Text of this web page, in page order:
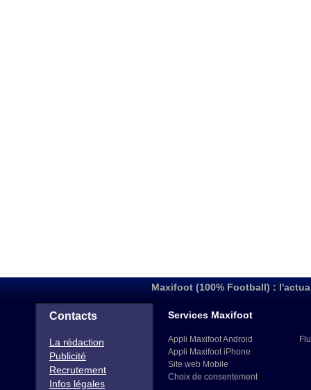
Maxifoot (100% Football) :
Contacts
La rédaction
Publicité
Recrutement
Infos légales
Services Maxifoot
Appli Maxifoot Android
Appli Maxifoot iPhone
Site web Mobile
Choix de consentement